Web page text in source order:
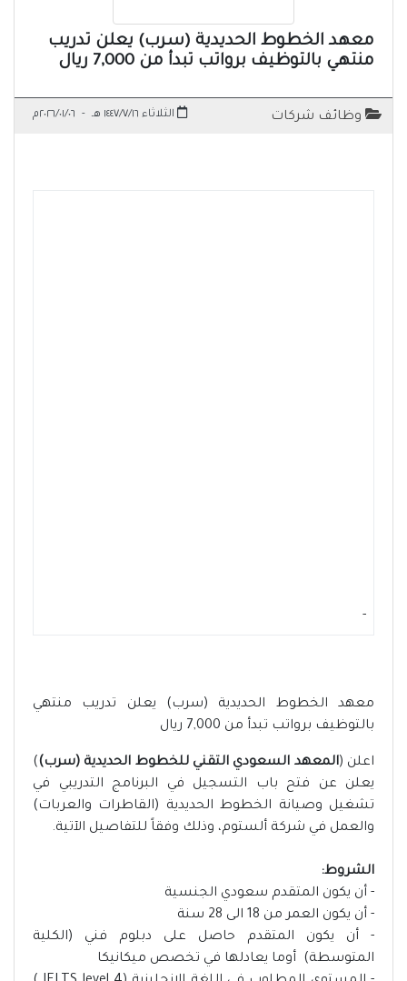
معهد الخطوط الحديدية (سرب) يعلن تدريب
منتهي بالتوظيف برواتب تبدأ من 7,000 ريال
وظائف شركات الثلاثاء ١٤٤٧/٧/١٦ هـ - ٢٠٢٦/٠١/٠٦م
-
معهد الخطوط الحديدية (سرب) يعلن تدريب منتهي
بالتوظيف برواتب تبدأ من 7,000 ريال
اعلن (المعهد السعودي التقني للخطوط الحديدية (سرب))
يعلن عن فتح باب التسجيل في البرنامج التدريبي في
تشغيل وصيانة الخطوط الحديدية (القاطرات والعربات)
والعمل في شركة ألستوم، وذلك وفقاً للتفاصيل الآتية.
الشروط:
- أن يكون المتقدم سعودي الجنسية
- أن يكون العمر من 18 الى 28 سنة
- أن يكون المتقدم حاصل على دبلوم فني (الكلية
المتوسطة) أوما يعادلها في تخصص ميكانيكا